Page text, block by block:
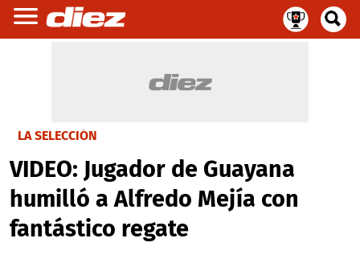
LA SELECCIÓN
VIDEO: Jugador de Guayana
humilló a Alfredo Mejía con
fantástico regate